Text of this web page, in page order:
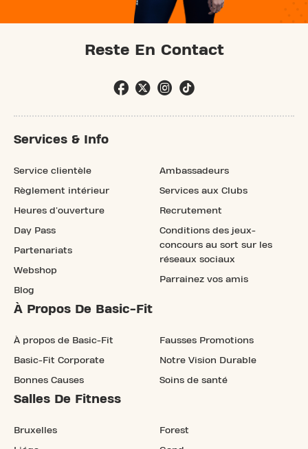
Reste En Contact
Services & Info
Service clientèle
Règlement intérieur
Heures d'ouverture
Day Pass
Partenariats
Webshop
Blog
Ambassadeurs
Services aux Clubs
Recrutement
Conditions des jeux-
concours au sort sur les
réseaux sociaux
Parrainez vos amis
À Propos De Basic-Fit
À propos de Basic-Fit
Basic-Fit Corporate
Bonnes Causes
Fausses Promotions
Notre Vision Durable
Soins de santé
Salles De Fitness
Bruxelles Forest